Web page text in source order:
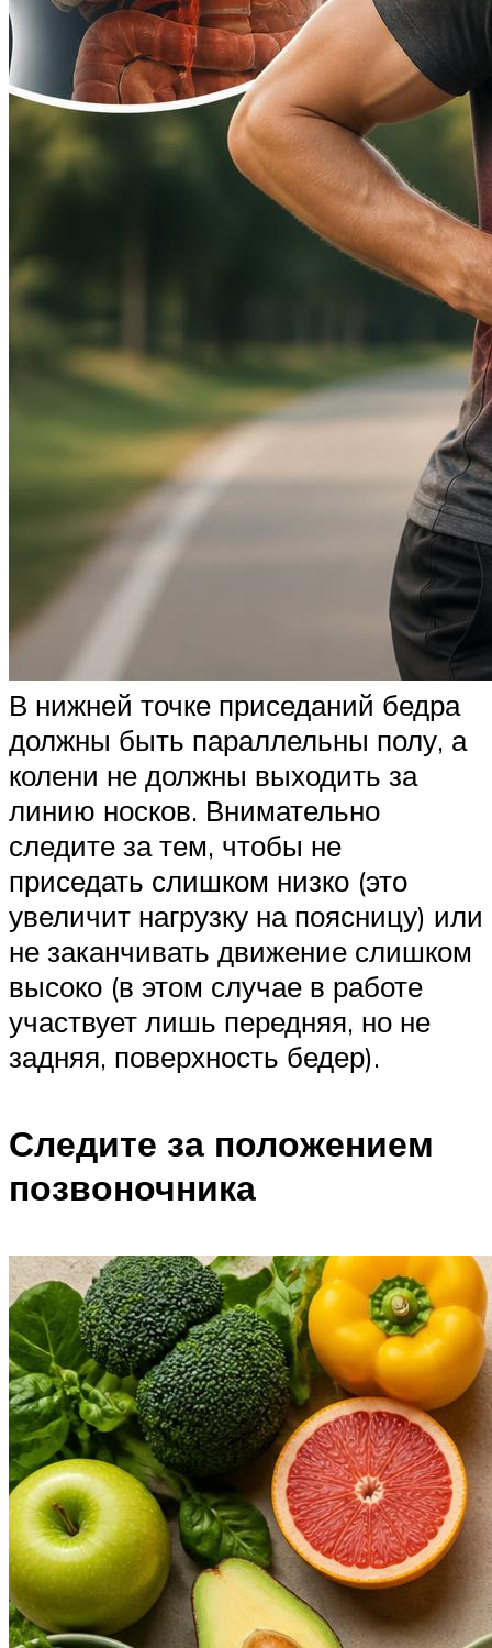
В нижней точке приседаний бедра
должны быть параллельны полу, а
колени не должны выходить за
линию носков. Внимательно
следите за тем, чтобы не
приседать слишком низко (это
увеличит нагрузку на поясницу) или
не заканчивать движение слишком
высоко (в этом случае в работе
участвует лишь передняя, но не
задняя, поверхность бедер).
Следите за положением
позвоночника